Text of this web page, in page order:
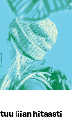
liian hitaasti